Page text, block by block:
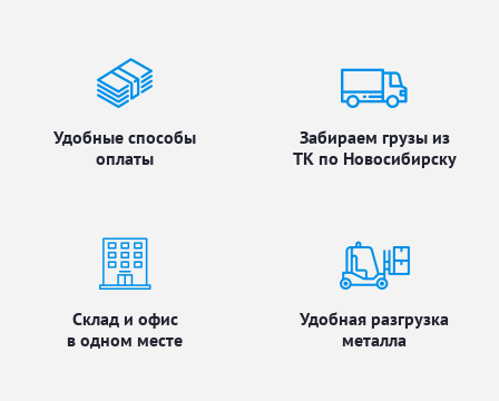
Удобные способы
оплаты
Забираем грузы из
ТК по Новосибирску
Склад и офис
в одном месте
Удобная разгрузка
металла